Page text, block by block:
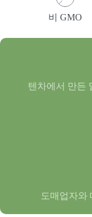
비 GMO
텐차에서 만든
도매업자와